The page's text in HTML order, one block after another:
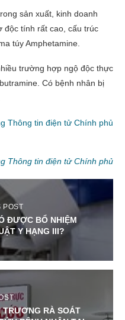
sản xuất, kinh doanh
độc tính rất cao, cấu trúc
túy Amphetamine.
trường hợp ngộ độc thực
Có bệnh nhân bị
Thông tin điện tử Chính phủ
Thông tin điện tử Chính phủ
POST
ĐƯỢC BỔ NHIỆM
Y HẠNG III?
TRƯƠNG RÀ SOÁT